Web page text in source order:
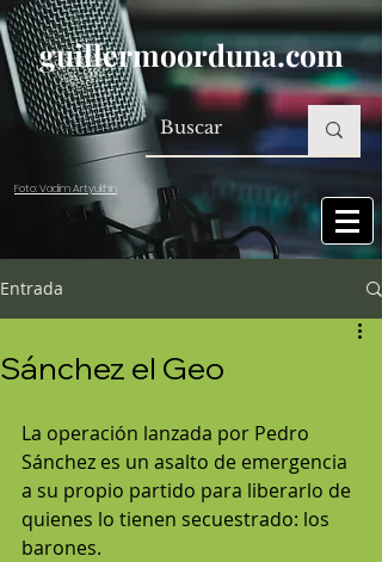
guillermoorduna.com
Foto: Vadim Artyukhin
Entrada
Sánchez el Geo
La operación lanzada por Pedro
Sánchez es un asalto de emergencia
a su propio partido para liberarlo de
quienes lo tienen secuestrado: los
barones.